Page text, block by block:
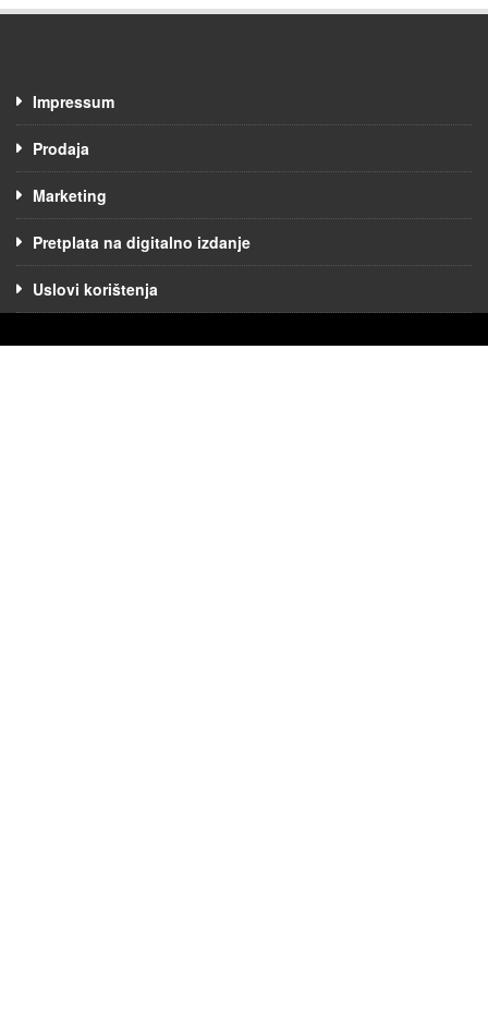
Impressum
Prodaja
Marketing
Pretplata na digitalno izdanje
Uslovi korištenja